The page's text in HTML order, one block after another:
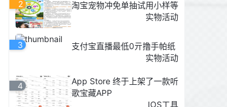
2
淘宝宠物冲免单抽试用小样等
实物活动
3
支付宝直播最低0亓撸手帕纸
实物活动
4
App Store 终于上架了一款听
歌宝藏APP
IOS工具